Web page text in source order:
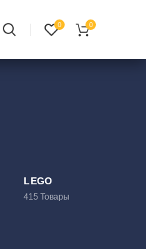
0 0
LEGO
415 Товары